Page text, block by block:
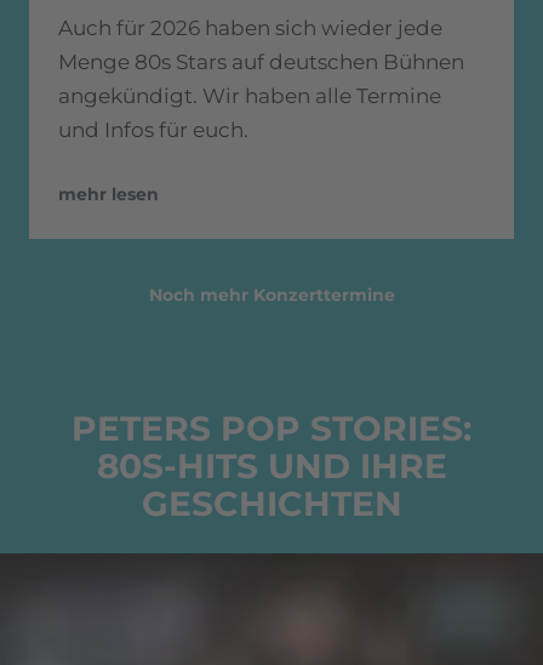
Auch für 2026 haben sich wieder jede
Menge 80s Stars auf deutschen Bühnen
angekündigt. Wir haben alle Termine
und Infos für euch.
mehr lesen
Noch mehr Konzerttermine
PETERS POP STORIES:
80S-HITS UND IHRE
GESCHICHTEN